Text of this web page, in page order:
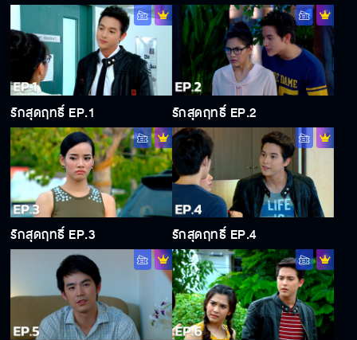
รักสุดฤทธิ์ EP.1 รักสุดฤทธิ์ EP.2
รักสุดฤทธิ์ EP.3 รักสุดฤทธิ์ EP.4